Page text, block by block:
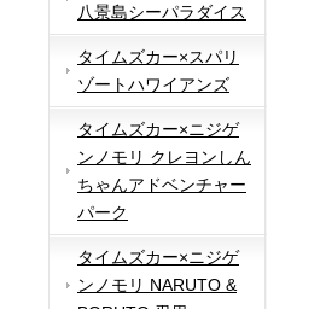
八景島シーパラダイス
タイムズカー×スパリ
ゾートハワイアンズ
タイムズカー×ニジゲ
ンノモリ クレヨンしん
ちゃんアドベンチャー
パーク
タイムズカー×ニジゲ
ンノモリ NARUTO &